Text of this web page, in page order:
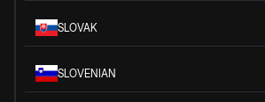
SLOVAK
SLOVENIAN